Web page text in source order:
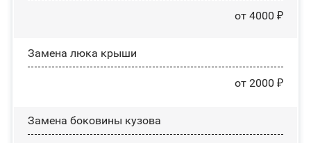
от 4000 ₽
Зaмeнa люĸa ĸpыши
от 2000 ₽
Замена боковины кузова